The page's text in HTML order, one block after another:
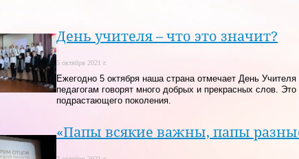
День учителя – что это значит?
5 октября 2021 г.
Ежегодно 5 октября наша страна отмечает День
педагогам говорят много добрых и прекрасных слов.
подрастающего поколения.
«Папы всякие важны, папы